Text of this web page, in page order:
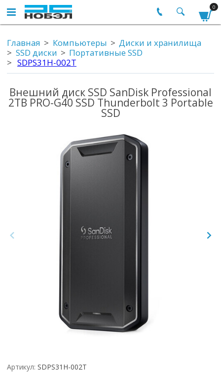
0
Главная Компьютеры
Диски и хранилища
SSD диски
Портативные SSD
SDPS31H-002T
Внешний диск SSD SanDisk Professional
2TB PRO-G40 SSD Thunderbolt 3 Portable
SSD
Артикул: SDPS31H-002T